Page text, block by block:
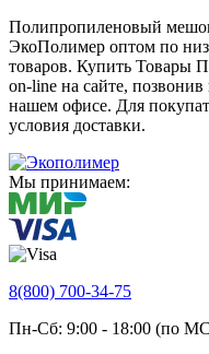
Полипропиленовый
ЭкоПолимер оптом по
товаров. Купить Товары
on-line на сайте,
нашем офисе. Для
условия доставки.
Мы принимаем:
8(800) 700-34-75
Пн-Сб: 9:00 - 18:00 (по